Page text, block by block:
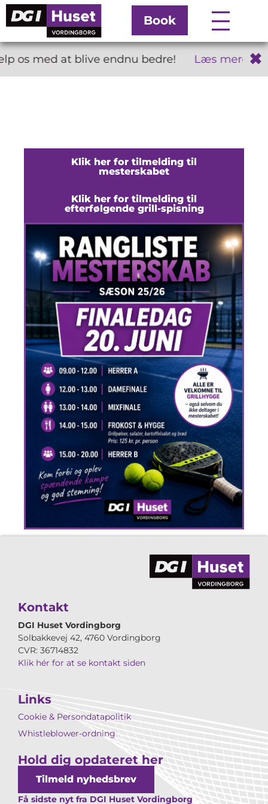
Book
os med at blive endnu bedre! Læs mere ✖
Klik her for tilmelding til
mesterskabet
Klik her for tilmelding til
efterfølgende grill-spisning
Kontakt
DGI Huset Vordingborg
Solbakkevej 42, 4760 Vordingborg
CVR: 36714832
Klik hér for at se kontakt siden
Links
Cookie & Persondatapolitik
Whistleblower-ordning
Hold dig opdateret her
Tilmeld nyhedsbrev
Få sidste nyt fra DGI Huset Vordingborg